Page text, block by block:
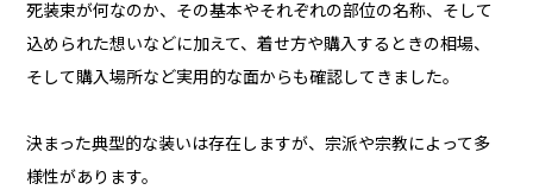
死装束が何なのか、その基本やそれぞれの部位の名称、そして
込められた想いなどに加えて、着せ方や購入するときの相場、
そして購入場所など実用的な面からも確認してきました。
決まった典型的な装いは存在しますが、宗派や宗教によって多
様性があります。